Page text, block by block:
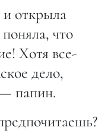
открыла
что
Хотя все-
дело,
папин.